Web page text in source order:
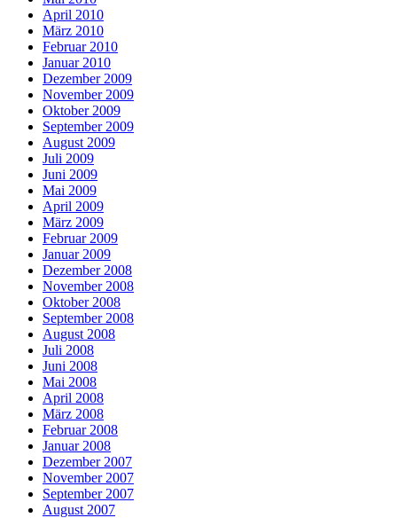
April 2010
März 2010
Februar 2010
Januar 2010
Dezember 2009
November 2009
Oktober 2009
September 2009
August 2009
Juli 2009
Juni 2009
Mai 2009
April 2009
März 2009
Februar 2009
Januar 2009
Dezember 2008
November 2008
Oktober 2008
September 2008
August 2008
Juli 2008
Juni 2008
Mai 2008
April 2008
März 2008
Februar 2008
Januar 2008
Dezember 2007
November 2007
September 2007
August 2007